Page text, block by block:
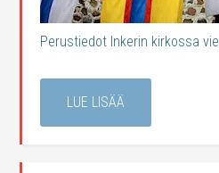
Perustiedot Inkerin kirkossa
LUE LISÄÄ